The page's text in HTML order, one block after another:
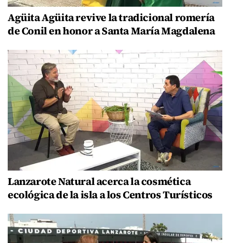
Agüita Agüita revive la tradicional romería
de Conil en honor a Santa María Magdalena
Lanzarote Natural acerca la cosmética
ecológica de la isla a los Centros Turísticos